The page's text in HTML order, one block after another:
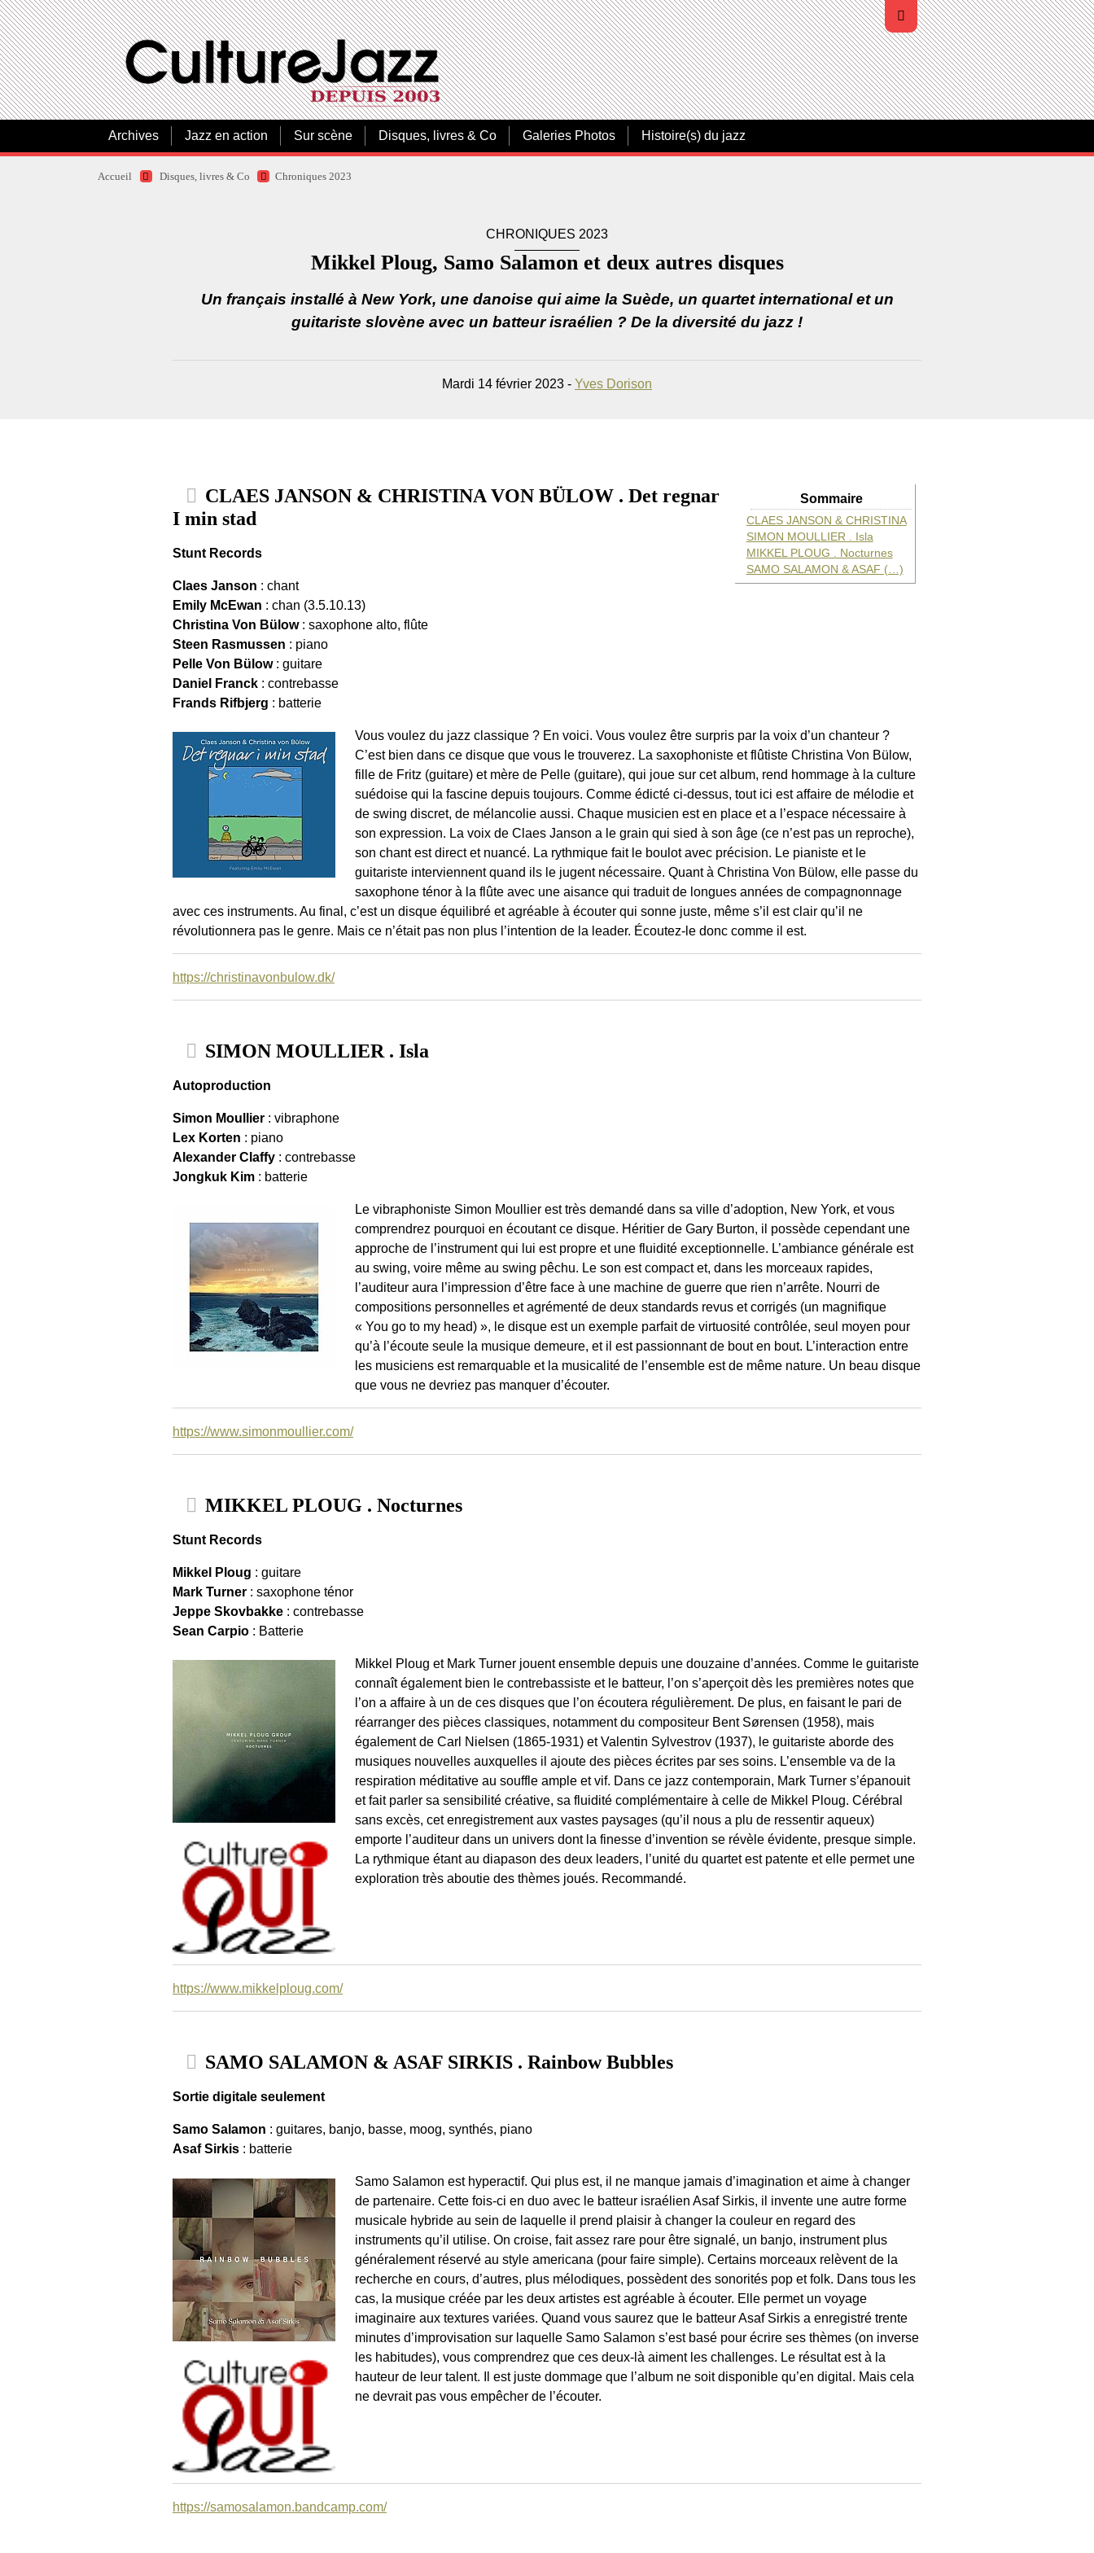
Archives Jazz en action Sur scène Disques, livres & Co Galeries Photos Histoire(s) du jazz
Accueil Disques, livres & Co Chroniques 2023
CHRONIQUES 2023
Mikkel Ploug, Samo Salamon et deux autres disques
Un français installé à New York, une danoise qui aime la Suède, un quartet international et un
guitariste slovène avec un batteur israélien ? De la diversité du jazz !
Mardi 14 février 2023 - Yves Dorison
Sommaire
CLAES JANSON & CHRISTINA
SIMON MOULLIER . Isla
MIKKEL PLOUG . Nocturnes
SAMO SALAMON & ASAF (…)
CLAES JANSON & CHRISTINA VON BÜLOW . Det regnar
I min stad
Stunt Records
Claes Janson : chant
Emily McEwan : chan (3.5.10.13)
Christina Von Bülow: saxophone alto, flûte
Steen Rasmussen : piano
Pelle Von Bülow: guitare
Daniel Franck : contrebasse
Frands Rifbjerg : batterie
Vous voulez du jazz classique ? En voici. Vous voulez être surpris par la voix d’un chanteur ?
C’est bien dans ce disque que vous le trouverez. La saxophoniste et flûtiste Christina Von Bülow,
fille de Fritz (guitare) et mère de Pelle (guitare), qui joue sur cet album, rend hommage à la culture
suédoise qui la fascine depuis toujours. Comme édicté ci-dessus, tout ici est affaire de mélodie et
de swing discret, de mélancolie aussi. Chaque musicien est en place et a l’espace nécessaire à
son expression. La voix de Claes Janson a le grain qui sied à son âge (ce n’est pas un reproche),
son chant est direct et nuancé. La rythmique fait le boulot avec précision. Le pianiste et le
guitariste interviennent quand ils le jugent nécessaire. Quant à Christina Von Bülow, elle passe du
saxophone ténor à la flûte avec une aisance qui traduit de longues années de compagnonnage
avec ces instruments. Au final, c’est un disque équilibré et agréable à écouter qui sonne juste, même s’il est clair qu’il ne
révolutionnera pas le genre. Mais ce n’était pas non plus l’intention de la leader. Écoutez-le donc comme il est.
https://christinavonbulow.dk/
SIMON MOULLIER . Isla
Autoproduction
Simon Moullier : vibraphone
Lex Korten : piano
Alexander Claffy : contrebasse
Jongkuk Kim : batterie
Le vibraphoniste Simon Moullier est très demandé dans sa ville d’adoption, New York, et vous
comprendrez pourquoi en écoutant ce disque. Héritier de Gary Burton, il possède cependant une
approche de l’instrument qui lui est propre et une fluidité exceptionnelle. L’ambiance générale est
au swing, voire même au swing pêchu. Le son est compact et, dans les morceaux rapides,
l’auditeur aura l’impression d’être face à une machine de guerre que rien n’arrête. Nourri de
compositions personnelles et agrémenté de deux standards revus et corrigés (un magnifique
« You go to my head) », le disque est un exemple parfait de virtuosité contrôlée, seul moyen pour
qu’à l’écoute seule la musique demeure, et il est passionnant de bout en bout. L’interaction entre
les musiciens est remarquable et la musicalité de l’ensemble est de même nature. Un beau disque
que vous ne devriez pas manquer d’écouter.
https://www.simonmoullier.com/
MIKKEL PLOUG . Nocturnes
Stunt Records
Mikkel Ploug : guitare
Mark Turner : saxophone ténor
Jeppe Skovbakke : contrebasse
Sean Carpio : Batterie
Mikkel Ploug et Mark Turner jouent ensemble depuis une douzaine d’années. Comme le guitariste
connaît également bien le contrebassiste et le batteur, l’on s’aperçoit dès les premières notes que
l’on a affaire à un de ces disques que l’on écoutera régulièrement. De plus, en faisant le pari de
réarranger des pièces classiques, notamment du compositeur Bent Sørensen (1958), mais
également de Carl Nielsen (1865-1931) et Valentin Sylvestrov (1937), le guitariste aborde des
musiques nouvelles auxquelles il ajoute des pièces écrites par ses soins. L’ensemble va de la
respiration méditative au souffle ample et vif. Dans ce jazz contemporain, Mark Turner s’épanouit
et fait parler sa sensibilité créative, sa fluidité complémentaire à celle de Mikkel Ploug. Cérébral
sans excès, cet enregistrement aux vastes paysages (qu’il nous a plu de ressentir aqueux)
emporte l’auditeur dans un univers dont la finesse d’invention se révèle évidente, presque simple.
La rythmique étant au diapason des deux leaders, l’unité du quartet est patente et elle permet une
exploration très aboutie des thèmes joués. Recommandé.
https://www.mikkelploug.com/
SAMO SALAMON & ASAF SIRKIS . Rainbow Bubbles
Sortie digitale seulement
Samo Salamon : guitares, banjo, basse, moog, synthés, piano
Asaf Sirkis : batterie
Samo Salamon est hyperactif. Qui plus est, il ne manque jamais d’imagination et aime à changer
de partenaire. Cette fois-ci en duo avec le batteur israélien Asaf Sirkis, il invente une autre forme
musicale hybride au sein de laquelle il prend plaisir à changer la couleur en regard des
instruments qu’il utilise. On croise, fait assez rare pour être signalé, un banjo, instrument plus
généralement réservé au style americana (pour faire simple). Certains morceaux relèvent de la
recherche en cours, d’autres, plus mélodiques, possèdent des sonorités pop et folk. Dans tous les
cas, la musique créée par les deux artistes est agréable à écouter. Elle permet un voyage
imaginaire aux textures variées. Quand vous saurez que le batteur Asaf Sirkis a enregistré trente
minutes d’improvisation sur laquelle Samo Salamon s’est basé pour écrire ses thèmes (on inverse
les habitudes), vous comprendrez que ces deux-là aiment les challenges. Le résultat est à la
hauteur de leur talent. Il est juste dommage que l’album ne soit disponible qu’en digital. Mais cela
ne devrait pas vous empêcher de l’écouter.
https://samosalamon.bandcamp.com/